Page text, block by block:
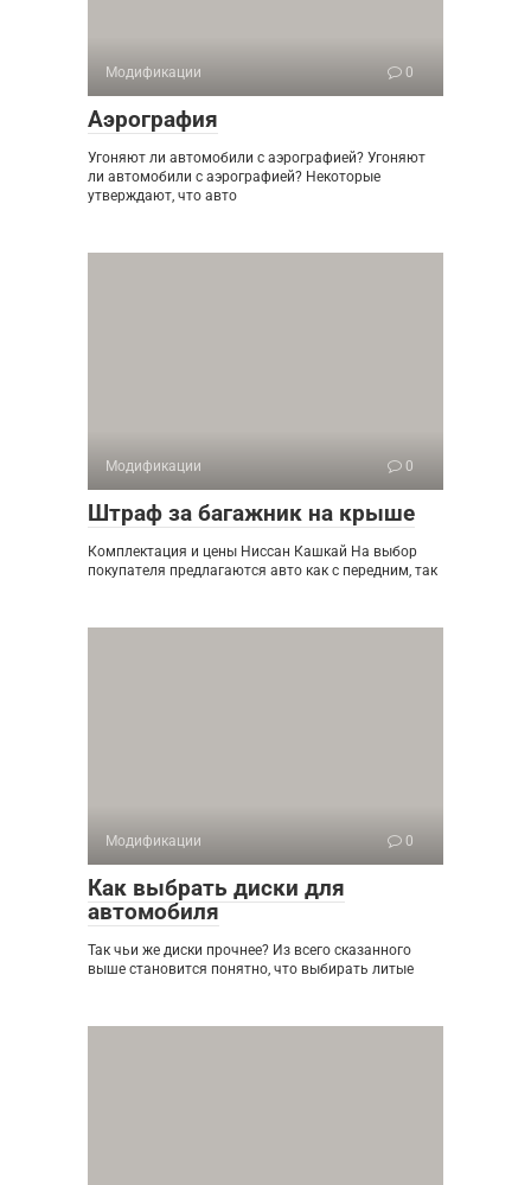
Модификации 0
Аэрография
Угоняют ли автомобили с аэрографией? Угоняют
ли автомобили с аэрографией? Некоторые
утверждают, что авто
Модификации 0
Штраф за багажник на крыше
Комплектация и цены Ниссан Кашкай На выбор
покупателя предлагаются авто как с передним, так
Модификации 0
Как выбрать диски для
автомобиля
Так чьи же диски прочнее? Из всего сказанного
выше становится понятно, что выбирать литые